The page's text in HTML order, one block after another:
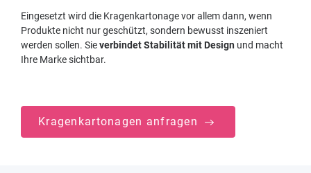
Eingesetzt wird die Kragenkartonage vor allem dann, wenn
Produkte nicht nur geschützt, sondern bewusst inszeniert
werden sollen. Sieverbindet Stabilität mit Design und macht
Ihre Marke sichtbar.
Kragenkartonagen anfragen